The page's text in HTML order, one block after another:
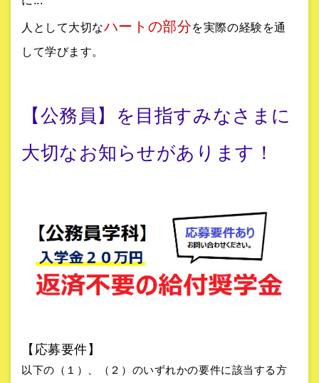
人として大切なハートの部分を実際の経験を通
して学びます。
【公務員】を目指すみなさまに
大切なお知らせがあります！
【応募要件】
以下の（１）、（２）のいずれかの要件に該当する方